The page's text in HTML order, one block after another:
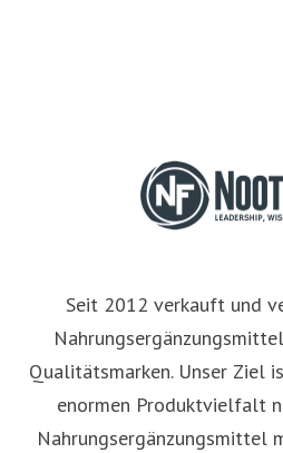
Seit 2012 verkauft und
Qualitätsmarken. Unser Ziel
enormen Produktvielfalt
Nahrungsergänzungsmittel